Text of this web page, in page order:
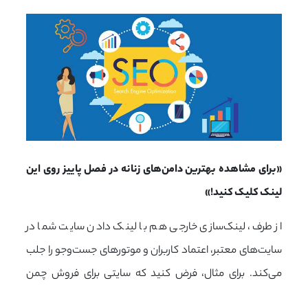
«برای مشاهده بهترین دامن‌های زنانه در فصل پاییز روی این
لینککلیک کنید!»
از طرف، لینک‌سازی خارجی هم با لینک دادن سایت شما در
سایت‌های معتبر، اعتماد کاربران و موتورهای جست‌وجو را جلب
می‌کند. برای مثال، فرض کنید که سایتی برای فروش چمن